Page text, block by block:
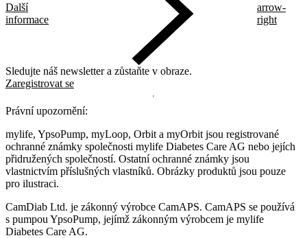
Další
informace
arrow-
right
Sledujte náš newsletter a zůstaňte v obraze.
Zaregistrovat se
Právní upozornění:
mylife, YpsoPump, myLoop, Orbit a myOrbit jsou registrované
ochranné známky společnosti mylife Diabetes Care AG nebo jejích
přidružených společností. Ostatní ochranné známky jsou
vlastnictvím příslušných vlastníků. Obrázky produktů jsou pouze
pro ilustraci.
CamDiab Ltd. je zákonný výrobce CamAPS. CamAPS se používá
s pumpou YpsoPump, jejímž zákonným výrobcem je mylife
Diabetes Care AG.